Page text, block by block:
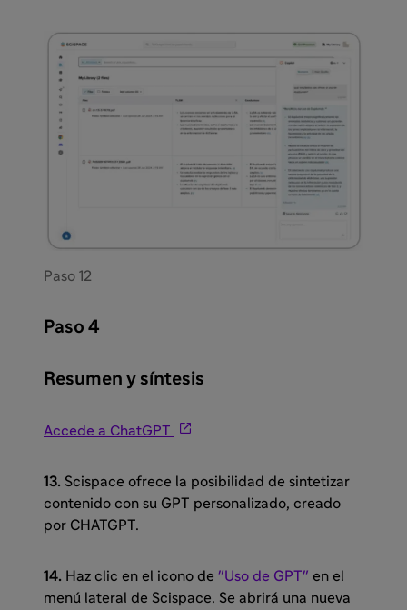
Paso 12
Paso 4
Resumen y síntesis
Accede a ChatGPT 
13. Scispace ofrece la posibilidad de sintetizar
contenido con su GPT personalizado, creado
por CHATGPT.
14. Haz clic en el icono de "Uso de GPT" en el
menú lateral de Scispace. Se abrirá una nueva